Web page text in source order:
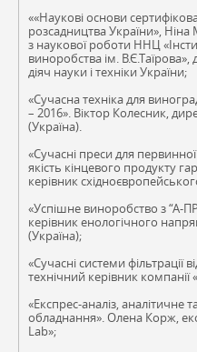
««Наукові основи
розсадництва України»,
з наукової роботи ННЦ
виноробства ім.
діяч науки і техніки України;
«Сучасна техніка для
– 2016». Віктор Колесник,
(Україна).
«Сучасні преси для
якість кінцевого продукту
керівник
«Успішне виноробство з “А-
керівник енологічного
(Україна);
«Сучасні системи фільтрації
технічний керівник компанії
«Експрес-аналіз, аналітичне
обладнання». Олена Корж,
Lab»;